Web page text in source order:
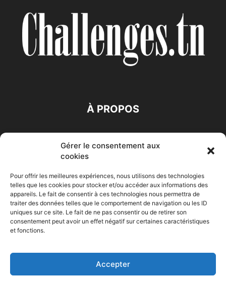
Gérer le consentement aux
cookies
Pour offrir les meilleures expériences, nous utilisons des technologies
telles que les cookies pour stocker et/ou accéder aux informations des
appareils. Le fait de consentir à ces technologies nous permettra de
traiter des données telles que le comportement de navigation ou les ID
uniques sur ce site. Le fait de ne pas consentir ou de retirer son
consentement peut avoir un effet négatif sur certaines caractéristiques
et fonctions.
Accepter
À PROPOS
Accueil Economie Entreprises Entrepreneur
Maghreb
© Challenges.tn By AAKOM.DIGITAL